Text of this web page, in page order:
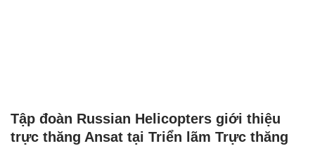
Tập đoàn Russian Helicopters giới thiệu
trực thăng Ansat tại Triển lãm Trực thăng